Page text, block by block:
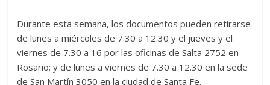
Durante esta semana, los documentos pueden retirarse
de lunes a miércoles de 7.30 a 12.30 y el jueves y el
viernes de 7.30 a 16 por las oficinas de Salta 2752 en
Rosario; y de lunes a viernes de 7.30 a 12.30 en la sede
de San Martín 3050 en la ciudad de Santa Fe.